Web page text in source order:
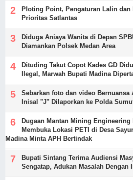
Ploting Point, Pengaturan Lalin
Prioritas Satlantas
Diduga Aniaya Wanita di Depan
Diamankan Polsek Medan Area
Dituding Takut Copot Kades GD
Ilegal, Marwah Bupati Madina
Sebarkan foto dan video
Inisal "J" Dilaporkan ke Polda
Dugaan Mantan Mining
Membuka Lokasi PETI di Desa
Madina Minta APH Bertindak
Bupati Sintang Terima Audiensi
Sengatap, Adukan Masalah Dengan